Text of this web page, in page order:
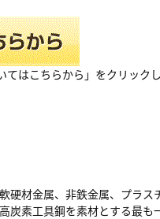
はこちらから」をクリック
硬材金属、非鉄金属、プラス
炭素工具鋼を素材とする最も